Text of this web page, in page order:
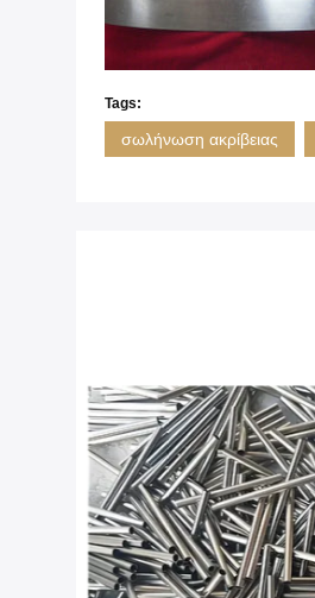
Tags:
σωλήνωση ακρίβειας